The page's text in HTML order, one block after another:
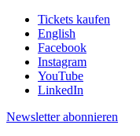
Tickets kaufen
English
Facebook
Instagram
YouTube
LinkedIn
Newsletter abonnieren